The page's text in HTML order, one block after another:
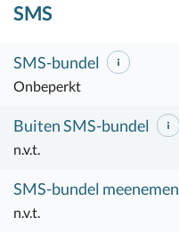
SMS
SMS-bundel
Onbeperkt
Buiten SMS-bundel
n.v.t.
SMS-bundel meenemen
n.v.t.